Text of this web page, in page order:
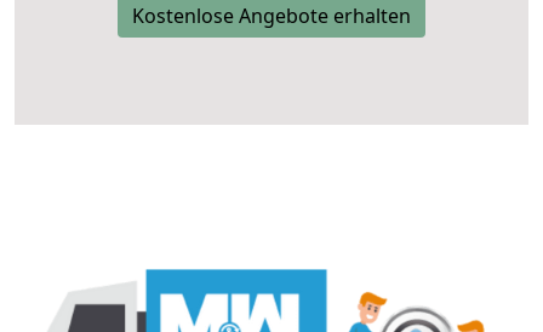
Kostenlose Angebote erhalten